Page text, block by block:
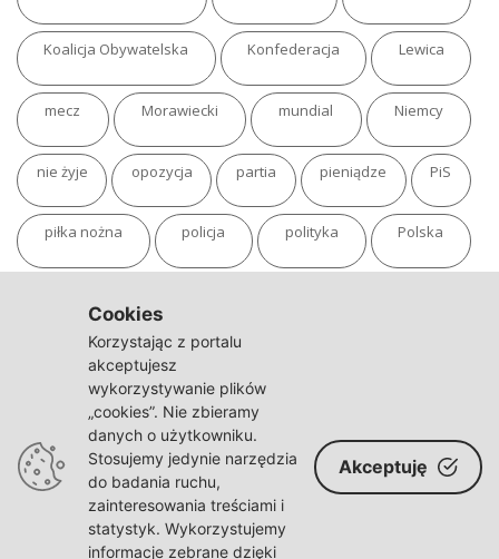
Koalicja Obywatelska Konfederacja Lewica
mecz Morawiecki mundial Niemcy
nie żyje opozycja partia pieniądze PiS
piłka nożna policja polityka Polska
sąd TVN
Warszawa wojna
wybory wypadek Władimir Putin zdrowie
Cookies
Korzystając z portalu
akceptujesz
wykorzystywanie plików
„cookies”. Nie zbieramy
danych o użytkowniku.
Stosujemy jedynie narzędzia
do badania ruchu,
zainteresowania treściami i
statystyk. Wykorzystujemy
informacje zebrane dzięki
Akceptuję